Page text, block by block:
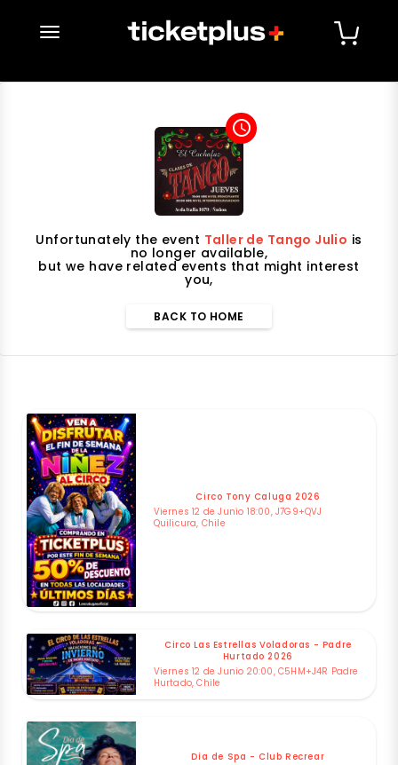
desplegar navegación
access_time
Unfortunately the event Taller de Tango Julio is
no longer available,
but we have related events that might interest
you,
BACK TO HOME
Circo Tony Caluga 2026
Viernes 12 de Junio 18:00, J7G9+QVJ
Quilicura, Chile
Circo Las Estrellas Voladoras - Padre
Hurtado 2026
Viernes 12 de Junio 20:00, C5HM+J4R Padre
Hurtado, Chile
Dia de Spa - Club Recrear